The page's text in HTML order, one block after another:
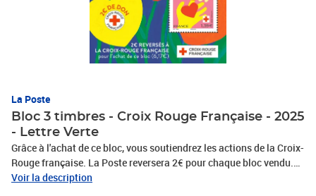
La Poste
Bloc 3 timbres - Croix Rouge Française - 2025
- Lettre Verte
Grâce à l'achat de ce bloc, vous soutiendrez les actions de la Croix-
Rouge française. La Poste reversera 2€ pour chaque bloc vendu.
En 2025, le Bloc Croix-Rouge met à l'honneur trois valeurs de la
Voir la description